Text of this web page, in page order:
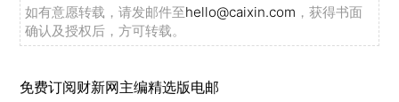
如有意愿转载，请发邮件至hello@caixin.com ，获得书面
确认及授权后，方可转载。
免费订阅财新网主编精选版电邮